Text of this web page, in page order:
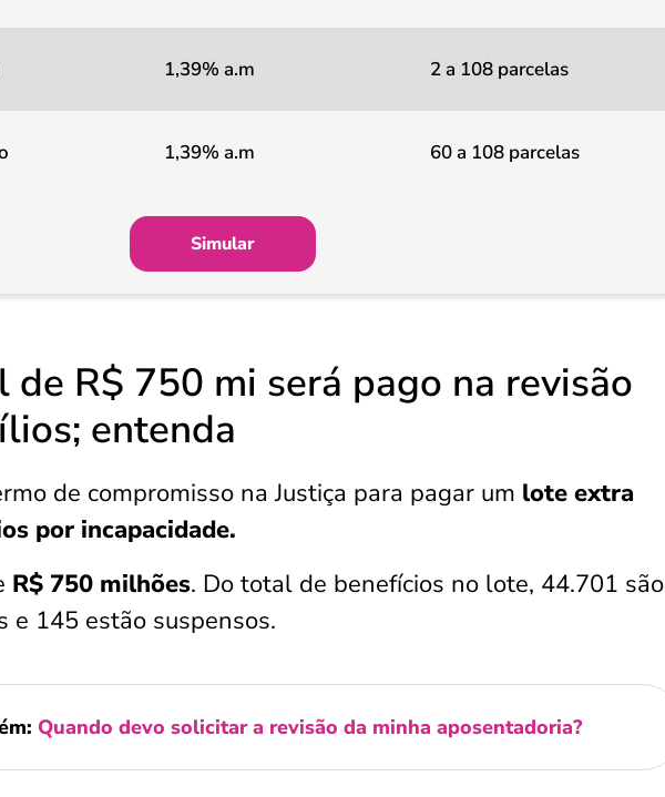
1,39% a.m 2 a 108 parcelas
1,39% a.m 60 a 108 parcelas
Simular
de R$ 750 mi será pago na revisão
entenda
de compromisso na Justiça para pagar um lote extra
por incapacidade.
R$ 750 milhões. Do total de benefícios no lote, 44.701 são
e 145 estão suspensos.
Quando devo solicitar a revisão da minha aposentadoria?